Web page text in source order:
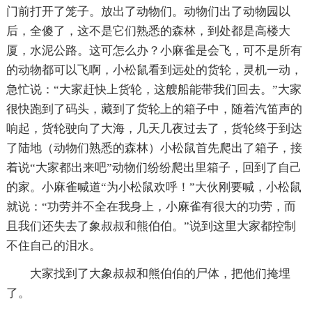
门前打开了笼子。放出了动物们。动物们出了动物园以
后，全傻了，这不是它们熟悉的森林，到处都是高楼大
厦，水泥公路。这可怎么办？小麻雀是会飞，可不是所有
的动物都可以飞啊，小松鼠看到远处的货轮，灵机一动，
急忙说：“大家赶快上货轮，这艘船能带我们回去。”大家
很快跑到了码头，藏到了货轮上的箱子中，随着汽笛声的
响起，货轮驶向了大海，几天几夜过去了，货轮终于到达
了陆地（动物们熟悉的森林）小松鼠首先爬出了箱子，接
着说“大家都出来吧”动物们纷纷爬出里箱子，回到了自己
的家。小麻雀喊道“为小松鼠欢呼！”大伙刚要喊，小松鼠
就说：“功劳并不全在我身上，小麻雀有很大的功劳，而
且我们还失去了象叔叔和熊伯伯。”说到这里大家都控制
不住自己的泪水。
大家找到了大象叔叔和熊伯伯的尸体，把他们掩埋
了。